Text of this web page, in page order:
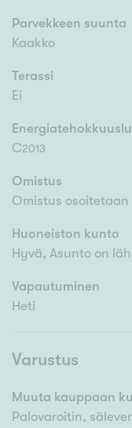
Parvekkeen suunta
Kaakko
Terassi
Ei
C2013
Omistus
Omistus
Huoneiston kunto
Hyvä, Asunto on
Vapautuminen
Heti
Varustus
Muuta kauppaan
Palovaroitin,